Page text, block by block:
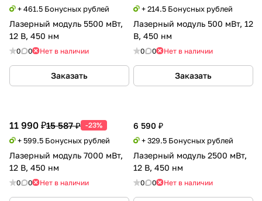
+ 214.5 Бонусных рублей
Лазерный модуль 500 мВт, 12
В, 450 нм
0 0 Нет в наличии
Заказать
11 990 ₽15 587 ₽ -23%
+ 599.5 Бонусных рублей
Лазерный модуль 7000 мВт,
12 В, 450 нм
0 0 Нет в наличии
6 590 ₽
+ 329.5 Бонусных рублей
Лазерный модуль 2500 мВт,
12 В, 450 нм
0 0 Нет в наличии
+ 461.5 Бонусных рублей
Лазерный модуль 5500 мВт,
12 В, 450 нм
0 0 Нет в наличии
Заказать